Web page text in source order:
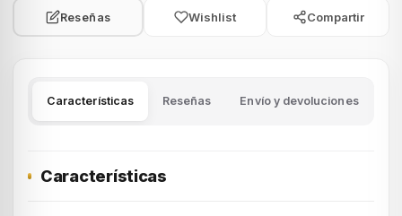
Reseñas Wishlist Compartir
Características Reseñas Envío y devoluciones
Características